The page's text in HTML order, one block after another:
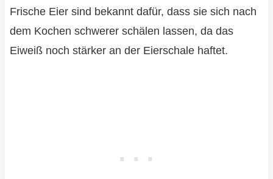
Frische Eier sind bekannt dafür, dass sie sich nach
dem Kochen schwerer schälen lassen, da das
Eiweiß noch stärker an der Eierschale haftet.